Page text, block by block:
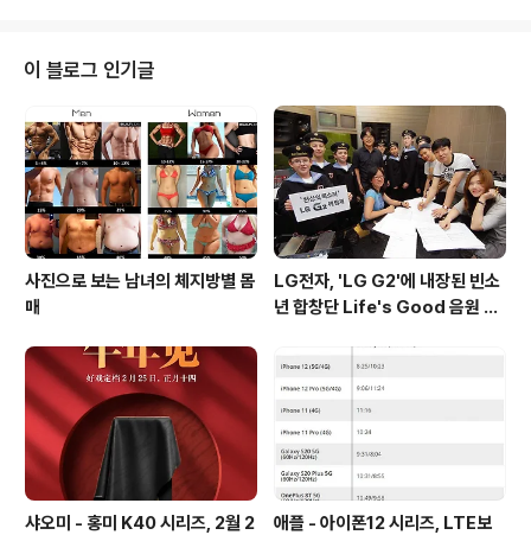
셀과 경쟁할만한 기기가 될 것이라고 밝히기도 했었습니
다. 특히, 그의 회사인 Essential의 주요 멤버들이 구글과
애플에서 일했었던 경력자들로 구성된 만큼 Essential의
플래그쉽 모델이 많은 주목을 받고 있었으며, 벤치마크를
통해 자신이 개발한 안드로이드 기반의 스마트폰인 ..
이 블로그 인기글
사진으로 보는 남녀의 체지방별 몸
매
LG전자, 'LG G2'에 내장된 빈소
년 합창단 Life's Good 음원 공
샤오미 - 홍미 K40 시리즈, 2월 2
애플 - 아이폰12 시리즈, LTE보